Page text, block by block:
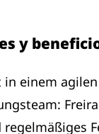
y
einem agilen
regelmäßiges